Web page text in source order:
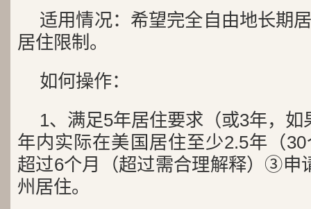
适用情况：希望完全自由地长期
居住限制。
如何操作：
1、满足5年居住要求（或3年，
年内实际在美国居住至少2.5年（
超过6个月（超过需合理解释）③申
州居住。